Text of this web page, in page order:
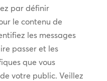
par définir
le contenu de
les messages
passer et les
que vous
votre public. Veillez